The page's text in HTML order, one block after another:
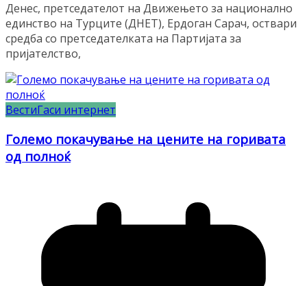
Денес, претседателот на Движењето за национално
единство на Турците (ДНЕТ), Ердоган Сарач, оствари
средба со претседателката на Партијата за
пријателство,
ВестиГаси интернет
Големо покачување на цените на горивата
од полноќ